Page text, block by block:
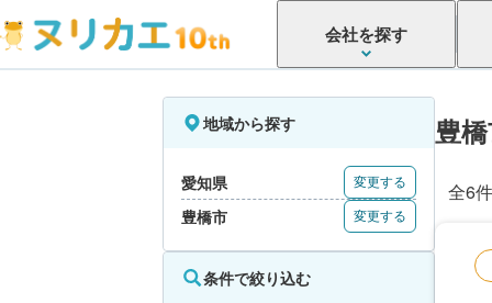
会社を探す
地域から探す
愛知県 変更する
豊橋市 変更する
条件で絞り込む
豊
全6件